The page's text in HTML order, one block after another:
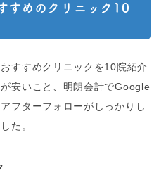
すめのクリニック10
すすめクリニックを10院紹介
安いこと、明朗会計でGoogle
フターフォローがしっかりし
た。